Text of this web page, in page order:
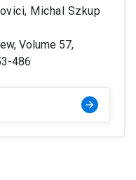
Michal Szkup
Volume 57,
486
arrow_forward